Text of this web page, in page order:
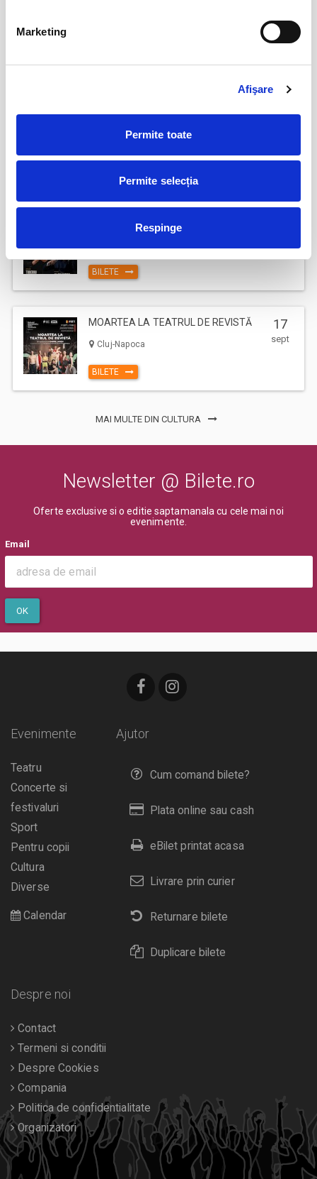
Marketing
Afişare
Permite toate
Permite selecția
Respinge
23
aug
Deschiderea Stagiunii - Filarmonica Pitesti
BILETE
MOARTEA LA TEATRUL DE REVISTĂ
Cluj-Napoca
BILETE
17
sept
MAI MULTE DIN CULTURA
Newsletter @ Bilete.ro
Oferte exclusive si o editie saptamanala cu cele mai noi
evenimente.
Email
OK
Ajutor
Cum comand bilete?
Plata online sau cash
eBilet printat acasa
Livrare prin curier
Returnare bilete
Duplicare bilete
Evenimente
Teatru
Concerte si
festivaluri
Sport
Pentru copii
Cultura
Diverse
Calendar
Despre noi
Contact
Termeni si conditii
Despre Cookies
Compania
Politica de confidentialitate
Organizatori